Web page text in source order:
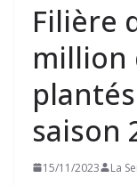
Filière
million
saison
15/11/2023 La